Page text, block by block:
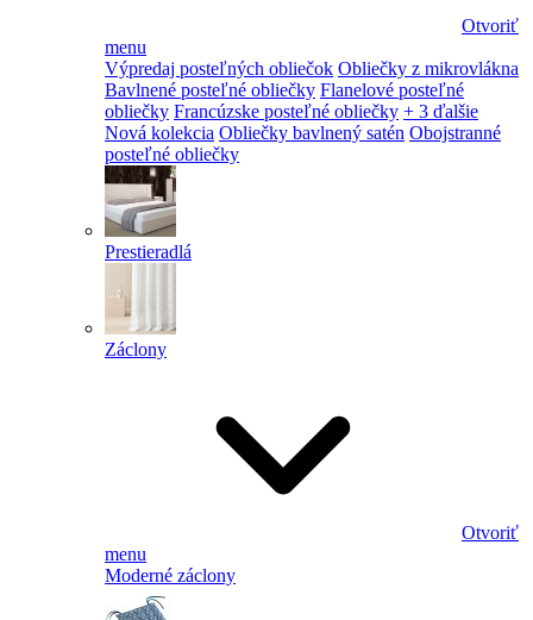
Otvoriť
menu
Výpredaj posteľných obliečok Obliečky z mikrovlákna
Bavlnené posteľné obliečky Flanelové posteľné
obliečky Francúzske posteľné obliečky + 3 ďalšie
Nová kolekcia Obliečky bavlnený satén Obojstranné
posteľné obliečky
Prestieradlá
Záclony
Otvoriť
menu
Moderné záclony